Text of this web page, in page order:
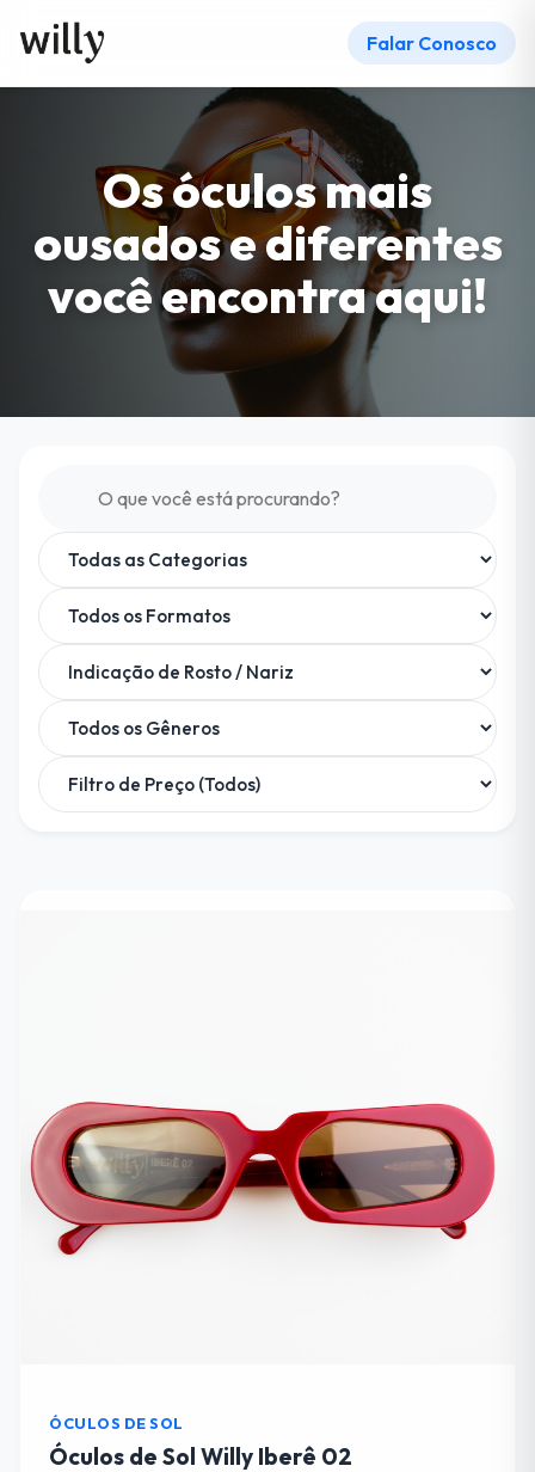
Falar Conosco
Os óculos mais
ousados e diferentes
você encontra aqui!
ÓCULOS DE SOL
Óculos de Sol Willy Iberê 02